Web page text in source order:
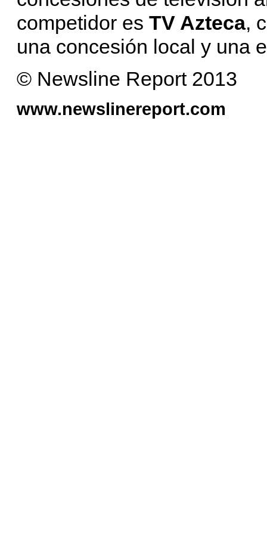
competidor es TV Azteca,
una concesión local y una
© Newsline Report 2013
www.newslinereport.com